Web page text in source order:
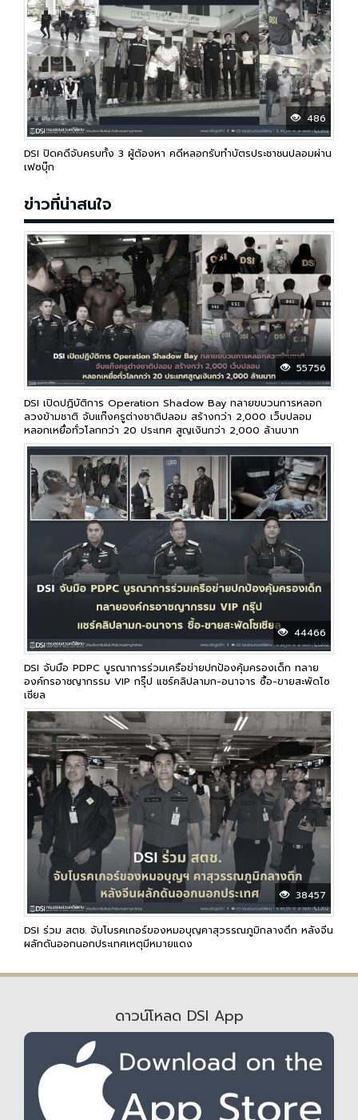
486
DSI ปิดคดีจับครบทั้ง 3 ผู้ต้องหา คดีหลอกรับทำบัตรประชาชนปลอมผ่าน
เฟซบุ๊ก
ข่าวที่น่าสนใจ
55756
DSI เปิดปฏิบัติการ Operation Shadow Bay ทลายขบวนการหลอก
ลวงข้ามชาติ จับแก๊งครูต่างชาติปลอม สร้างกว่า 2,000 เว็บปลอม
หลอกเหยื่อทั่วโลกกว่า 20 ประเทศ สูญเงินกว่า 2,000 ล้านบาท
44466
DSI จับมือ PDPC บูรณาการร่วมเครือข่ายปกป้องคุ้มครองเด็ก ทลาย
องค์กรอาชญากรรม VIP กรุ๊ป แชร์คลิปลามก-อนาจาร ซื้อ-ขายสะพัดโซ
เชียล
38457
DSI ร่วม สตช. จับโบรคเกอร์ของหมอบุญคาสุวรรณภูมิกลางดึก หลังจีน
ผลักดันออกนอกประเทศเหตุมีหมายแดง
ดาวน์โหลด DSI App